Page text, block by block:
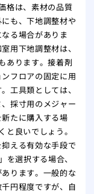
格は、素材の品質
も、下地調整材や
る場合がありま
用下地調整材は、
あります。接着剤
フロアの固定に用
工具類としては、
採寸用のメジャー
たに購入する場
良いでしょう。
える有効な手段で
を選択する場合、
ります。一般的な
円程度ですが、自